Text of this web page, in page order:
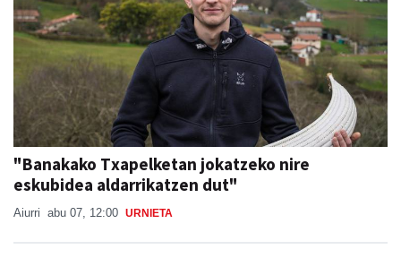
"Banakako Txapelketan jokatzeko nire
eskubidea aldarrikatzen dut"
Aiurri abu 07, 12:00 URNIETA